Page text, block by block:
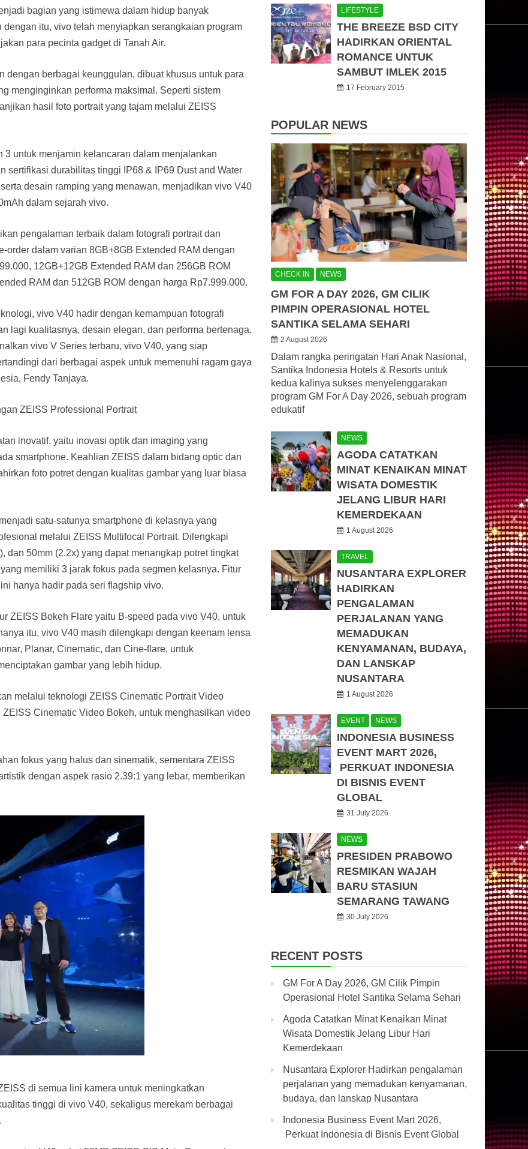
bagian yang istimewa dalam hidup banyak
itu, vivo telah menyiapkan serangkaian program
para pecinta gadget di Tanah Air.
berbagai keunggulan, dibuat khusus untuk para
menginginkan performa maksimal. Seperti sistem
hasil foto portrait yang tajam melalui ZEISS
3 untuk menjamin kelancaran dalam menjalankan
sertifikasi durabilitas tinggi IP68 & IP69 Dust and Water
desain ramping yang menawan, menjadikan vivo V40
dalam sejarah vivo.
pengalaman terbaik dalam fotografi portrait dan
order dalam varian 8GB+8GB Extended RAM dengan
12GB+12GB Extended RAM dan 256GB ROM
RAM dan 512GB ROM dengan harga Rp7.999.000.
vivo V40 hadir dengan kemampuan fotografi
lagi kualitasnya, desain elegan, dan performa bertenaga.
vivo V Series terbaru, vivo V40, yang siap
dari berbagai aspek untuk memenuhi ragam gaya
Fendy Tanjaya.
ZEISS Professional Portrait
inovatif, yaitu inovasi optik dan imaging yang
smartphone. Keahlian ZEISS dalam bidang optic dan
foto potret dengan kualitas gambar yang luar biasa
satu-satunya smartphone di kelasnya yang
melalui ZEISS Multifocal Portrait. Dilengkapi
dan 50mm (2.2x) yang dapat menangkap potret tingkat
memiliki 3 jarak fokus pada segmen kelasnya. Fitur
hanya hadir pada seri flagship vivo.
ZEISS Bokeh Flare yaitu B-speed pada vivo V40, untuk
itu, vivo V40 masih dilengkapi dengan keenam lensa
Planar, Cinematic, dan Cine-flare, untuk
gambar yang lebih hidup.
melalui teknologi ZEISS Cinematic Portrait Video
Cinematic Video Bokeh, untuk menghasilkan video
fokus yang halus dan sinematik, sementara ZEISS
dengan aspek rasio 2.39:1 yang lebar, memberikan
di semua lini kamera untuk meningkatkan
tinggi di vivo V40, sekaligus merekam berbagai
LIFESTYLE
THE BREEZE BSD CITY
HADIRKAN ORIENTAL
ROMANCE UNTUK
SAMBUT IMLEK 2015
17 February 2015
POPULAR NEWS
CHECK IN NEWS
GM FOR A DAY 2026, GM CILIK
PIMPIN OPERASIONAL HOTEL
SANTIKA SELAMA SEHARI
2 August 2026
Dalam rangka peringatan Hari Anak Nasional,
Santika Indonesia Hotels & Resorts untuk
kedua kalinya sukses menyelenggarakan
program GM For A Day 2026, sebuah program
edukatif
NEWS
AGODA CATATKAN
MINAT KENAIKAN MINAT
WISATA DOMESTIK
JELANG LIBUR HARI
KEMERDEKAAN
1 August 2026
TRAVEL
NUSANTARA EXPLORER
HADIRKAN
PENGALAMAN
PERJALANAN YANG
MEMADUKAN
KENYAMANAN, BUDAYA,
DAN LANSKAP
NUSANTARA
1 August 2026
EVENT NEWS
INDONESIA BUSINESS
EVENT MART 2026,
PERKUAT INDONESIA
DI BISNIS EVENT
GLOBAL
31 July 2026
NEWS
PRESIDEN PRABOWO
RESMIKAN WAJAH
BARU STASIUN
SEMARANG TAWANG
30 July 2026
RECENT POSTS
GM For A Day 2026, GM Cilik Pimpin
Operasional Hotel Santika Selama Sehari
Agoda Catatkan Minat Kenaikan Minat
Wisata Domestik Jelang Libur Hari
Kemerdekaan
Nusantara Explorer Hadirkan pengalaman
perjalanan yang memadukan kenyamanan,
budaya, dan lanskap Nusantara
Indonesia Business Event Mart 2026,
Perkuat Indonesia di Bisnis Event Global